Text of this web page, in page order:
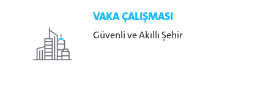
VAKA ÇALIŞMASI
Güvenli ve Akıllı Şehir